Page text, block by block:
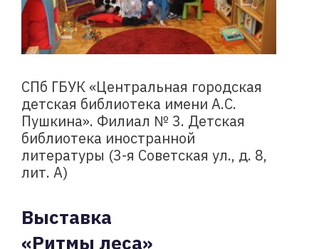
СПб ГБУК «Центральная городская
детская библиотека имени А.С.
Пушкина». Филиал № 3. Детская
библиотека иностранной
литературы (3-я Советская ул., д. 8,
лит. А)
Выставка
«Ритмы леса»